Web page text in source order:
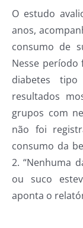
O estudo
anos,
consumo de
Nesse período
diabetes
resultados
grupos com
não foi
consumo da
2. “Nenhuma
ou suco
aponta o